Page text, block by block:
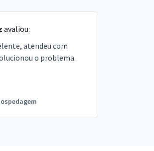
avaliou:
atendeu com
o problema.